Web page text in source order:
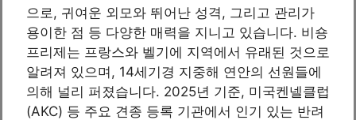
으로, 귀여운 외모와 뛰어난 성격, 그리고 관리가
용이한 점 등 다양한 매력을 지니고 있습니다. 비숑
프리제는 프랑스와 벨기에 지역에서 유래된 것으로
알려져 있으며, 14세기경 지중해 연안의 선원들에
의해 널리 퍼졌습니다. 2025년 기준, 미국켄넬클럽
(AKC) 등 주요 견종 등록 기관에서 인기 있는 반려